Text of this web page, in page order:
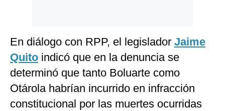
En diálogo con RPP, el legislador Jaime
Quito indicó que en la denuncia se
determinó que tanto Boluarte como
Otárola habrían incurrido en infracción
constitucional por las muertes ocurridas